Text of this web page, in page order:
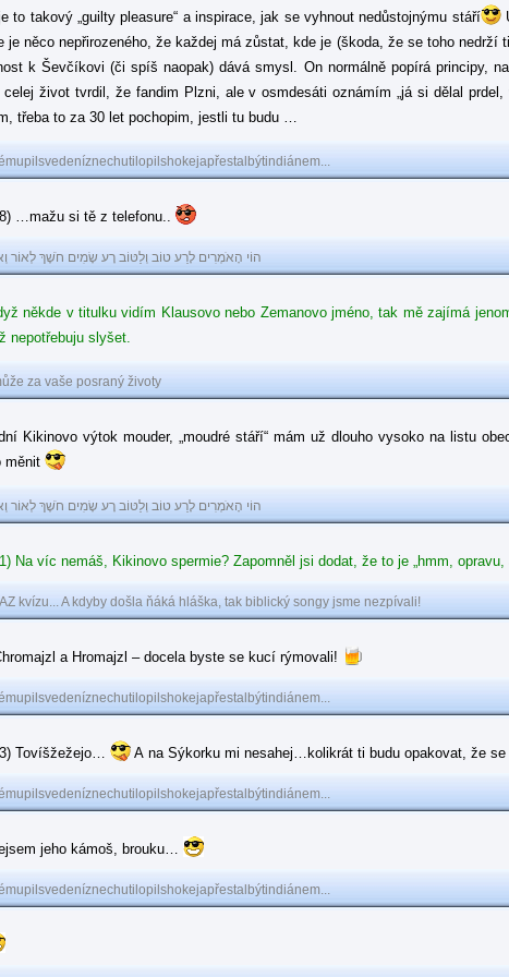
to takový „guilty pleasure“ a inspirace, jak se vyhnout nedůstojnýmu stáří
je něco nepřirozeného, že každej má zůstat, kde je (škoda, že se toho
k Ševčíkovi (či spíš naopak) dává smysl. On normálně popírá principy,
život tvrdil, že fandim Plzni, ale v osmdesáti oznámím „já si dělal
třeba to za 30 let pochopim, jestli tu budu …
…mažu si tě z telefonu..
הוֹי הָאֹמְרִים לָרַע טוֹב וְלַטּוֹב רָע שָׂמִים חֹשֶׁךְ לְאוֹר
někde v titulku vidím Klausovo nebo Zemanovo jméno, tak mě zajímá
nepotřebuju slyšet.
za vaše posraný životy
Kikinovo výtok mouder, „moudré stáří“ mám už dlouho vysoko na listu
měnit
הוֹי הָאֹמְרִים לָרַע טוֹב וְלַטּוֹב רָע שָׂמִים חֹשֶׁךְ לְאוֹר
Na víc nemáš, Kikinovo spermie? Zapomněl jsi dodat, že to je „hmm, opravu,
kvízu... A kdyby došla ňáká hláška, tak biblický songy jsme nezpívali!
a Hromajzl – docela byste se kucí rýmovali!
Tovíšžežejo… A na Sýkorku mi nesahej…kolikrát ti budu opakovat, že
jeho kámoš, brouku…